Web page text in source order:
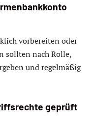
vorbereiten oder
sollten nach Rolle,
und regelmäßig
geprüft